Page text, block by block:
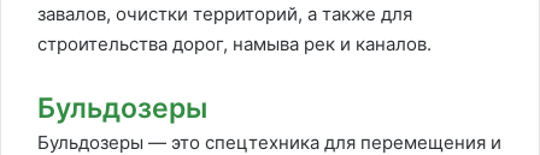
завалов, очистки территорий, а также для
строительства дорог, намыва рек и каналов.
Бульдозеры
Бульдозеры — это спецтехника для перемещения и